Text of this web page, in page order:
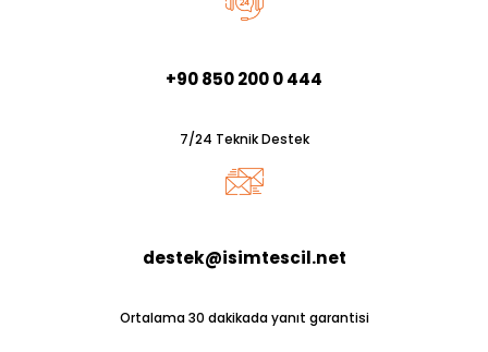
+90 850 200 0 444
7/24 Teknik Destek
destek@isimtescil.net
Ortalama 30 dakikada yanıt garantisi